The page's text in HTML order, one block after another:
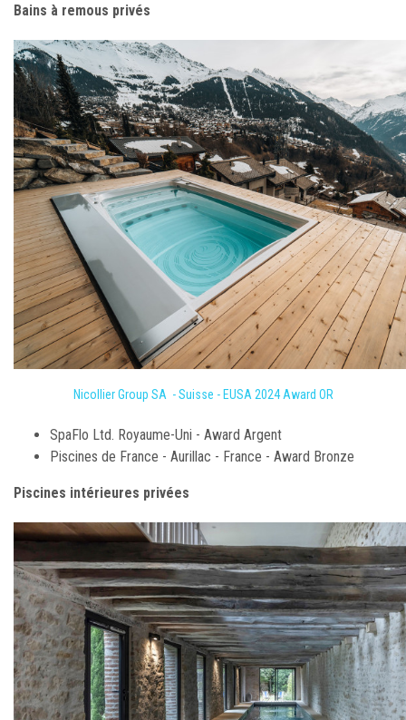
Bains à remous privés
Nicollier Group SA - Suisse - EUSA 2024 Award OR
SpaFlo Ltd. Royaume-Uni - Award Argent
Piscines de France - Aurillac - France - Award Bronze
Piscines intérieures privées